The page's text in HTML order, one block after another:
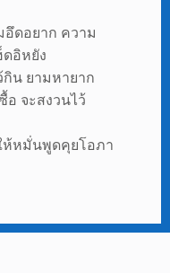
ดอยาก ความ
ดอิหยัง
กิน ยามหายาก
อ จะสงวนไว้
ห้หมั่นพูดคุยโอภา